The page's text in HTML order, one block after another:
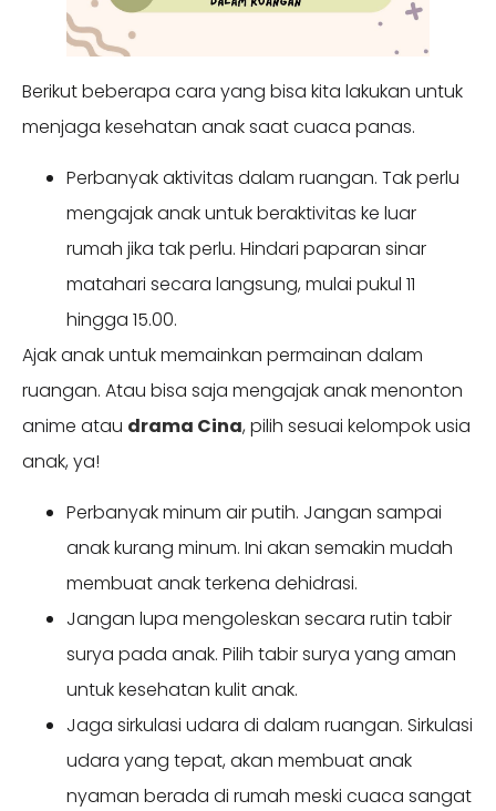
Berikut beberapa cara yang bisa kita lakukan untuk
menjaga kesehatan anak saat cuaca panas.
Perbanyak aktivitas dalam ruangan. Tak perlu
mengajak anak untuk beraktivitas ke luar
rumah jika tak perlu. Hindari paparan sinar
matahari secara langsung, mulai pukul 11
hingga 15.00.
Ajak anak untuk memainkan permainan dalam
ruangan. Atau bisa saja mengajak anak menonton
anime atau drama Cina, pilih sesuai kelompok usia
anak, ya!
Perbanyak minum air putih. Jangan sampai
anak kurang minum. Ini akan semakin mudah
membuat anak terkena dehidrasi.
Jangan lupa mengoleskan secara rutin tabir
surya pada anak. Pilih tabir surya yang aman
untuk kesehatan kulit anak.
Jaga sirkulasi udara di dalam ruangan. Sirkulasi
udara yang tepat, akan membuat anak
nyaman berada di rumah meski cuaca sangat